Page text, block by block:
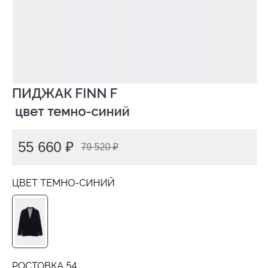
ПИДЖАК FINN F
цвет темно-синий
55 660 ₽ 79 520 ₽
ЦВЕТ ТЕМНО-СИНИЙ